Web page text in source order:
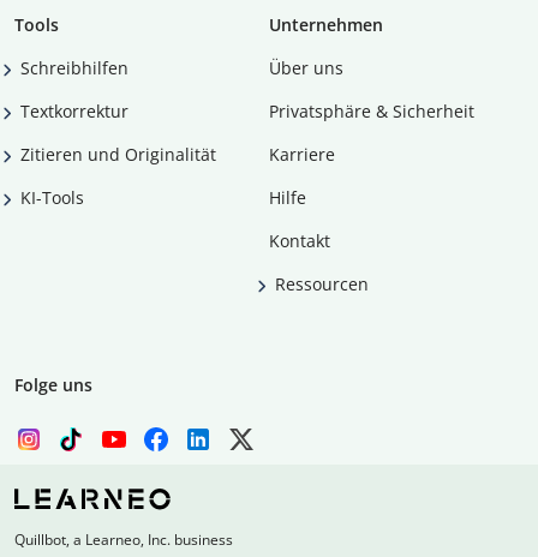
Tools
Schreibhilfen
Textkorrektur
Zitieren und Originalität
KI-Tools
Unternehmen
Über uns
Privatsphäre & Sicherheit
Karriere
Hilfe
Kontakt
Ressourcen
Folge uns
Quillbot, a Learneo, Inc. business